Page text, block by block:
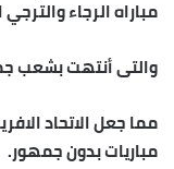
مباراه الرجاء
والتى أنتهت بشعب
مباريات بدون جمهور.